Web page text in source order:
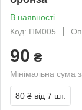
В наявності
Код: ПМ005
90 ₴
Мінімальна сума
80 ₴ від 7 шт.